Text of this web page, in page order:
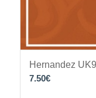
Hernandez
7.50€